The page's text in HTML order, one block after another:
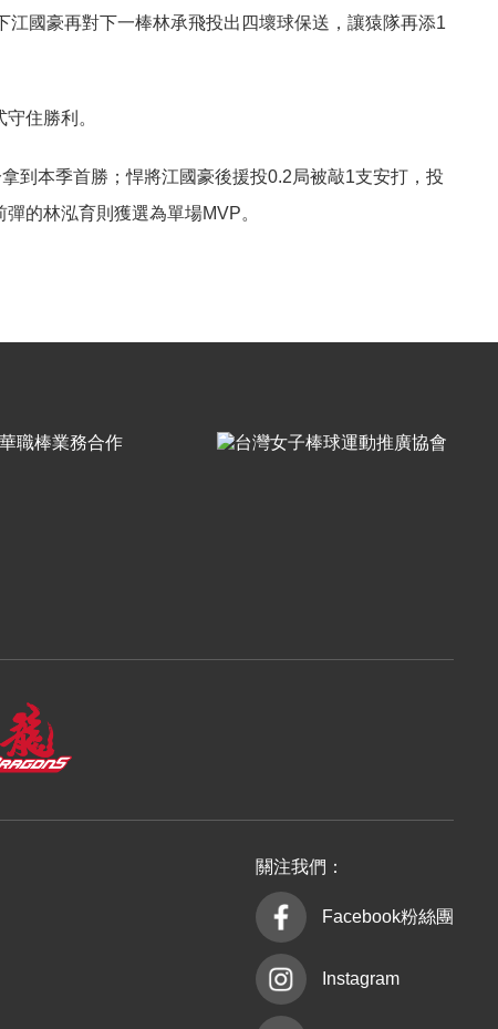
國豪再對下一棒林承飛投出四壞球保送，讓猿隊再添1
住勝利。
到本季首勝；悍將江國豪後援投0.2局被敲1支安打，投
彈的林泓育則獲選為單場MVP。
關注我們：
Facebook粉絲團
Instagram